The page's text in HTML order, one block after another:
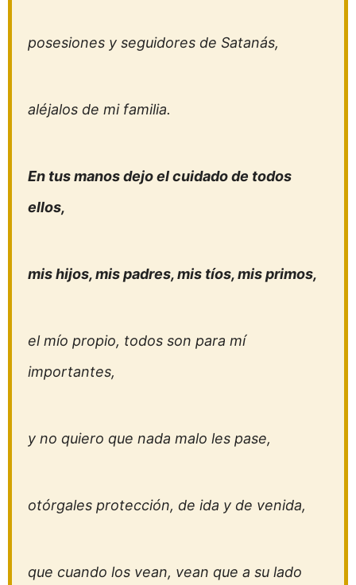
posesiones y seguidores de Satanás,
aléjalos de mi familia.
En tus manos dejo el cuidado de todos
ellos,
mis hijos, mis padres, mis tíos, mis primos,
el mío propio, todos son para mí
importantes,
y no quiero que nada malo les pase,
otórgales protección, de ida y de venida,
que cuando los vean, vean que a su lado